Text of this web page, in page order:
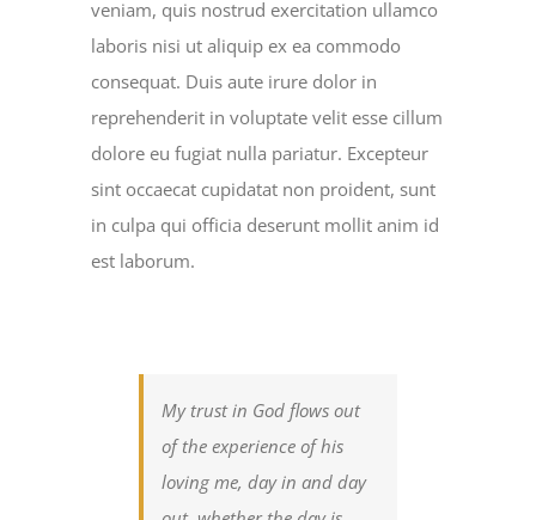
veniam, quis nostrud exercitation ullamco
laboris nisi ut aliquip ex ea commodo
consequat. Duis aute irure dolor in
reprehenderit in voluptate velit esse cillum
dolore eu fugiat nulla pariatur. Excepteur
sint occaecat cupidatat non proident, sunt
in culpa qui officia deserunt mollit anim id
est laborum.
My trust in God flows out
of the experience of his
loving me, day in and day